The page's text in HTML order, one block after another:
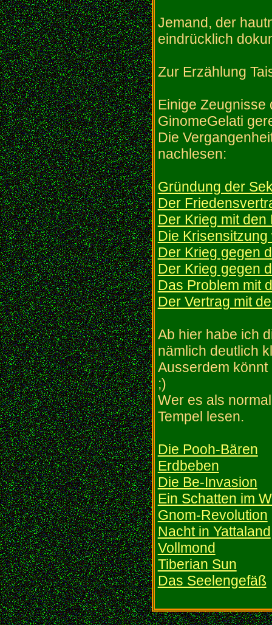
Jemand, der
eindrücklich
Zur Erzählung
Einige Zeugnisse
GinomeGelati
Die
nachlesen:
Gründung der
Der
Der Krieg mit den
Die
Der Krieg gegen
Der Krieg gegen
Das Problem mit
Der Vertrag mit
Ab hier habe ich
nämlich deutlich
Ausserdem
;)
Wer es als
Tempel lesen.
Die Pooh-Bären
Erdbeben
Die Be-Invasion
Ein Schatten im
Gnom-Revolution
Nacht in Yattaland
Vollmond
Tiberian Sun
Das Seelengefäß